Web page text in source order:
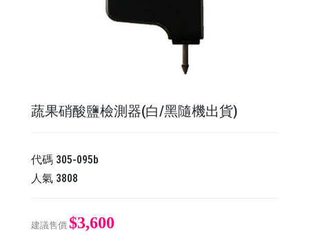
蔬果硝酸鹽檢測器(白/黑隨機出貨)
代碼 305-095b
人氣 3808
建議售價 $3,600